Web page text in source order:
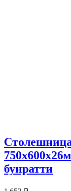
бунратти